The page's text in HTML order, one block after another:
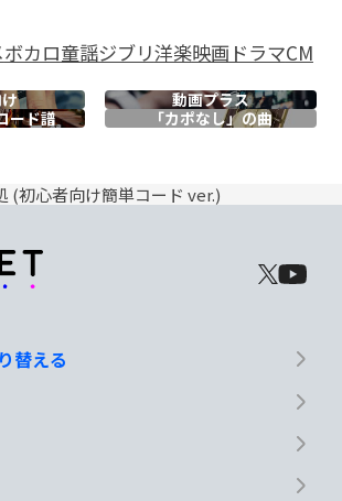
ボカロ童謡ジブリ洋楽映画ドラマCM
動画プラス
ード譜 「カポなし」の曲
(初心者向け簡単コード ver.)
替える